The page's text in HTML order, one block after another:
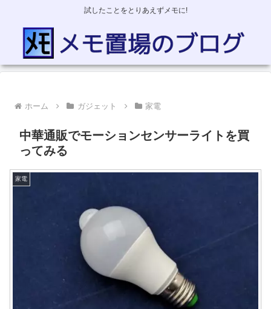
試したことをとりあえずメモに!
ホーム ガジェット 家電
中華通販でモーションセンサーライトを買
ってみる
家電